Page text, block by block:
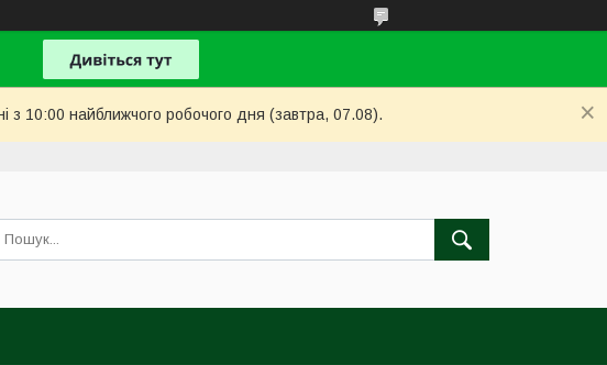
з 10:00 найближчого робочого дня (завтра, 07.08).